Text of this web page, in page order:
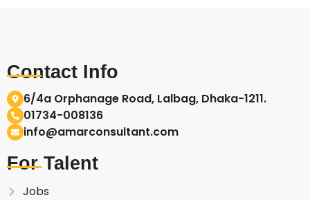
Contact Info
6/4a Orphanage Road, Lalbag, Dhaka-1211.
01734-008136
info@amarconsultant.com
For Talent
Jobs